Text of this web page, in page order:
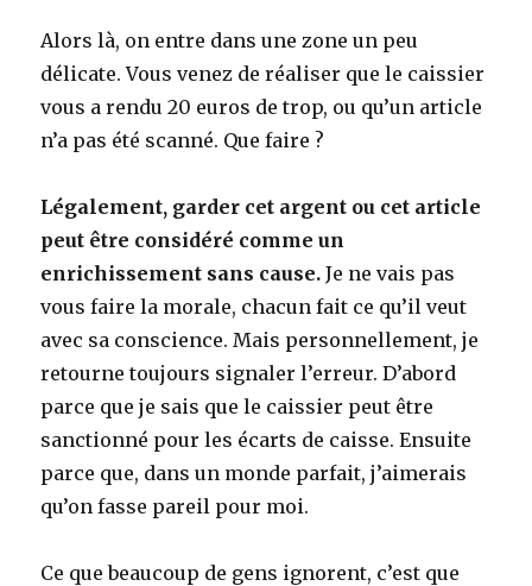
Alors là, on entre dans une zone un peu
délicate. Vous venez de réaliser que le caissier
vous a rendu 20 euros de trop, ou qu’un article
n’a pas été scanné. Que faire ?
Légalement, garder cet argent ou cet article
peut être considéré comme un
enrichissement sans cause. Je ne vais pas
vous faire la morale, chacun fait ce qu’il veut
avec sa conscience. Mais personnellement, je
retourne toujours signaler l’erreur. D’abord
parce que je sais que le caissier peut être
sanctionné pour les écarts de caisse. Ensuite
parce que, dans un monde parfait, j’aimerais
qu’on fasse pareil pour moi.
Ce que beaucoup de gens ignorent, c’est que